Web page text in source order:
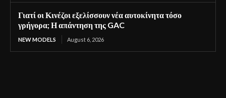
Γιατί οι Κινέζοι εξελίσσουν νέα αυτοκίνητα τόσο
γρήγορα; Η απάντηση της GAC
NEW MODELS August 6, 2026